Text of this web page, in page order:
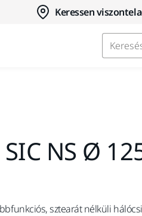
Keressen
Keresés...
NS Ø
sztearát nélküli